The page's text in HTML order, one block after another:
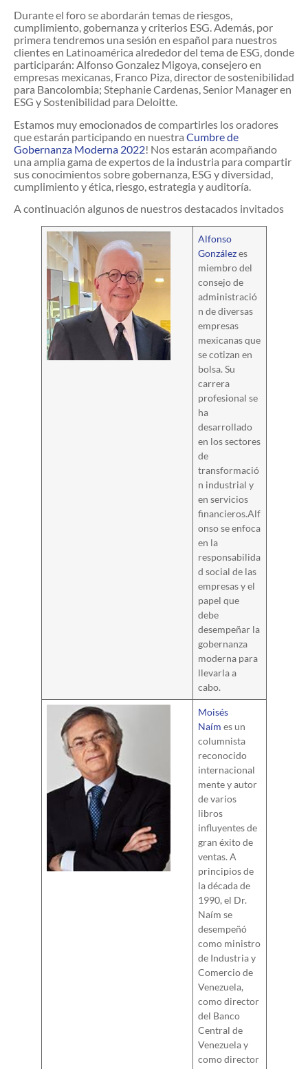
Durante el foro se abordarán temas de riesgos,
cumplimiento, gobernanza y criterios ESG. Además, por
primera tendremos una sesión en español para nuestros
clientes en Latinoamérica alrededor del tema de ESG, donde
participarán: Alfonso Gonzalez Migoya, consejero en
empresas mexicanas, Franco Piza, director de sostenibilidad
para Bancolombia; Stephanie Cardenas, Senior Manager en
ESG y Sostenibilidad para Deloitte.
Estamos muy emocionados de compartirles los oradores
que estarán participando en nuestra Cumbre de
Gobernanza Moderna 2022! Nos estarán acompañando
una amplia gama de expertos de la industria para compartir
sus conocimientos sobre gobernanza, ESG y diversidad,
cumplimiento y ética, riesgo, estrategia y auditoría.
A continuación algunos de nuestros destacados invitados
Alfonso
Gonzálezes
miembro del
consejo de
administració
n de diversas
empresas
mexicanas que
se cotizan en
bolsa. Su
carrera
profesional se
ha
desarrollado
en los sectores
de
transformació
n industrial y
en servicios
financieros.Alf
onso se enfoca
en la
responsabilida
d social de las
empresas y el
papel que
debe
desempeñar la
gobernanza
moderna para
llevarla a
cabo.
Moisés
Naím es un
columnista
reconocido
internacional
mente y autor
de varios
libros
influyentes de
gran éxito de
ventas. A
principios de
la década de
1990, el Dr.
Naím se
desempeñó
como ministro
de Industria y
Comercio de
Venezuela,
como director
del Banco
Central de
Venezuela y
como director